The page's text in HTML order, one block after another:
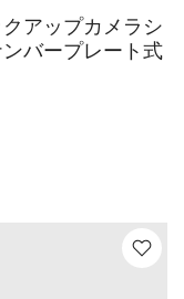
アップカメラシ
バープレート式
❄